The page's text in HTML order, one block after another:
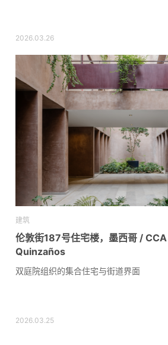
2026.03.26
建筑
伦敦街187号住宅楼，墨西哥 /
Quinzaños
双庭院组织的集合住宅与街道界面
2026.03.25